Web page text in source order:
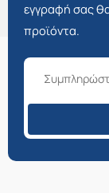
εγγραφή σας
προϊόντα.